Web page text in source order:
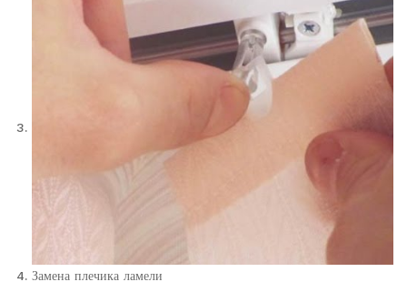
Замена плечика ламели